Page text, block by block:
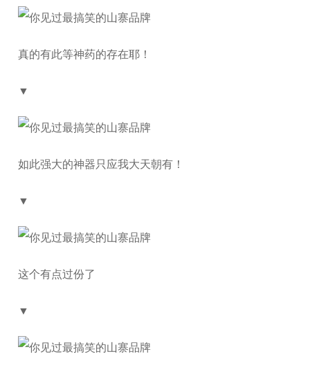
真的有此等神药的存在耶！
▼
如此强大的神器只应我大天朝有！
▼
这个有点过份了
▼